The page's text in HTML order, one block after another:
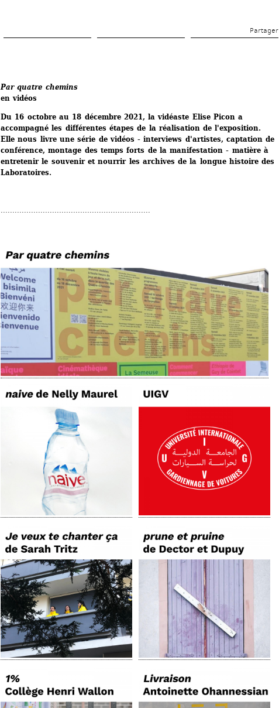
contenu
Partager
Par quatre chemins
en vidéos
Du 16 octobre au 18 décembre 2021, la vidéaste Elise Picon a
accompagné les différentes étapes de la réalisation de l'exposition.
Elle nous livre une série de vidéos - interviews d'artistes, captation de
conférence, montage des temps forts de la manifestation - matière à
entretenir le souvenir et nourrir les archives de la longue histoire des
Laboratoires.
................................................................